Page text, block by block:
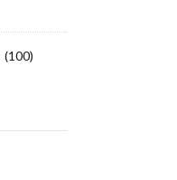
(100)